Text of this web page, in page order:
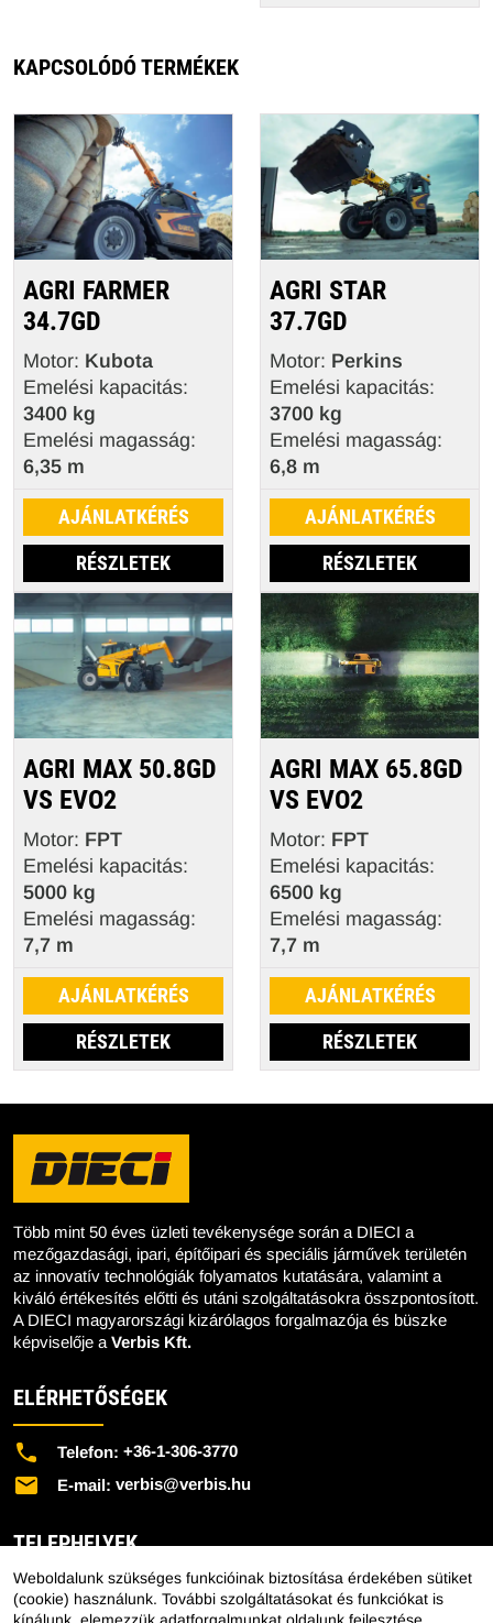
KAPCSOLÓDÓ TERMÉKEK
AGRI FARMER
34.7GD
Motor: Kubota
Emelési kapacitás:
3400 kg
Emelési magasság:
6,35 m
AJÁNLATKÉRÉS
RÉSZLETEK
AGRI STAR
37.7GD
Motor: Perkins
Emelési kapacitás:
3700 kg
Emelési magasság:
6,8 m
AJÁNLATKÉRÉS
RÉSZLETEK
AGRI MAX 50.8GD
VS EVO2
Motor: FPT
Emelési kapacitás:
5000 kg
Emelési magasság:
7,7 m
AJÁNLATKÉRÉS
RÉSZLETEK
AGRI MAX 65.8GD
VS EVO2
Motor: FPT
Emelési kapacitás:
6500 kg
Emelési magasság:
7,7 m
AJÁNLATKÉRÉS
RÉSZLETEK
Több mint 50 éves üzleti tevékenysége során a DIECI a
mezőgazdasági, ipari, építőipari és speciális járművek területén
az innovatív technológiák folyamatos kutatására, valamint a
kiváló értékesítés előtti és utáni szolgáltatásokra összpontosított.
A DIECI magyarországi kizárólagos forgalmazója és büszke
képviselője a Verbis Kft.
ELÉRHETŐSÉGEK
Telefon: +36-1-306-3770
E-mail: verbis@verbis.hu
TELEPHELYEK
Központi Telephely - 1151 Budapest, Mélyfúró u. 2/E.
Weboldalunk szükséges funkcióinak biztosítása érdekében sütiket
(cookie) használunk. További szolgáltatásokat és funkciókat is